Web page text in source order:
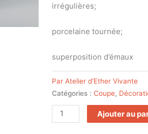
irrégulières;
porcelaine tournée;
superposition d’émaux
Par Atelier d'Ether Vivante
Catégories : Coupe,
Ajouter au